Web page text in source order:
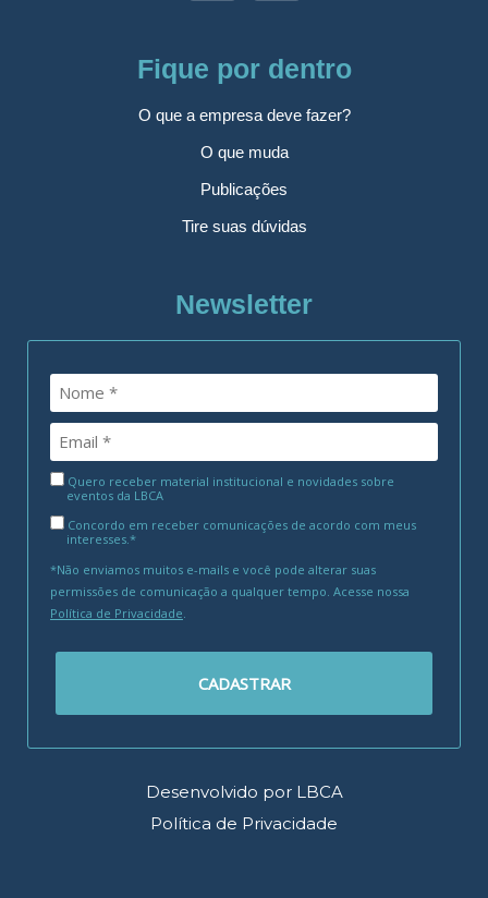
Fique por dentro
O que a empresa deve fazer?
O que muda
Publicações
Tire suas dúvidas
Newsletter
Quero receber material institucional e novidades sobre
eventos da LBCA
Concordo em receber comunicações de acordo com meus
interesses.*
*Não enviamos muitos e-mails e você pode alterar suas
permissões de comunicação a qualquer tempo. Acesse nossa
Política de Privacidade.
CADASTRAR
Desenvolvido por LBCA
Política de Privacidade